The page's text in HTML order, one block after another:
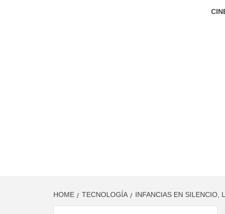
HOME TECNOLOGÍA INFANCIAS EN SILENCIO,